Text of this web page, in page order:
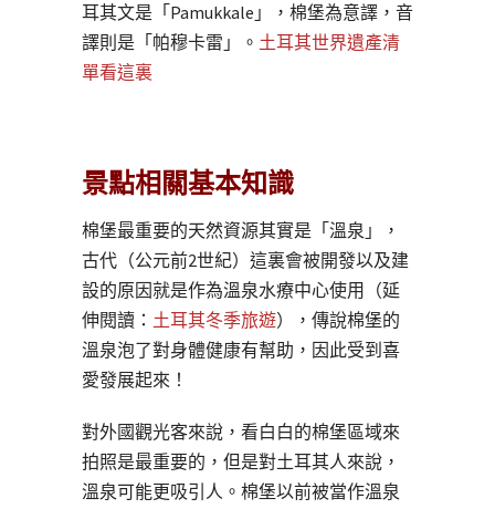
耳其文是「Pamukkale」，棉堡為意譯，音
譯則是「帕穆卡雷」。 土耳其世界遺產清
單看這裏
景點相關基本知識
棉堡最重要的天然資源其實是「溫泉」，
古代（公元前2世紀）這裏會被開發以及建
設的原因就是作為溫泉水療中心使用（延
伸閱讀： 土耳其冬季旅遊），傳說棉堡的
溫泉泡了對身體健康有幫助，因此受到喜
愛發展起來！
對外國觀光客來說，看白白的棉堡區域來
拍照是最重要的，但是對土耳其人來說，
溫泉可能更吸引人。棉堡以前被當作溫泉